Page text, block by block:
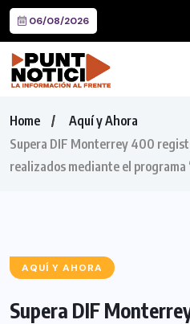
06/08/2026
Home
Aquí y Ahora
Supera DIF Monterrey 400
realizados mediante el
AQUÍ Y AHORA
Supera DIF